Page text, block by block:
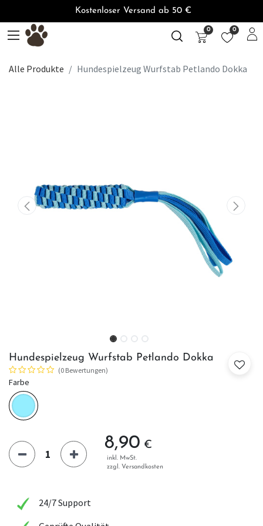
Kostenloser Versand ab 50 €
0 0
Alle Produkte Hundespielzeug Wurfstab Petlando Dokka
Hundespielzeug Wurfstab Petlando Dokka
(0 Bewertungen)
Farbe
8,90 €
inkl. MwSt.
zzgl. Versandkosten
24/7 Support